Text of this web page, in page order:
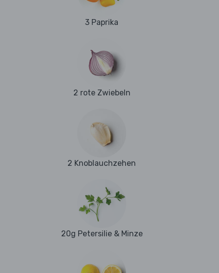
3 Paprika
2 rote Zwiebeln
2 Knoblauchzehen
20g Petersilie & Minze